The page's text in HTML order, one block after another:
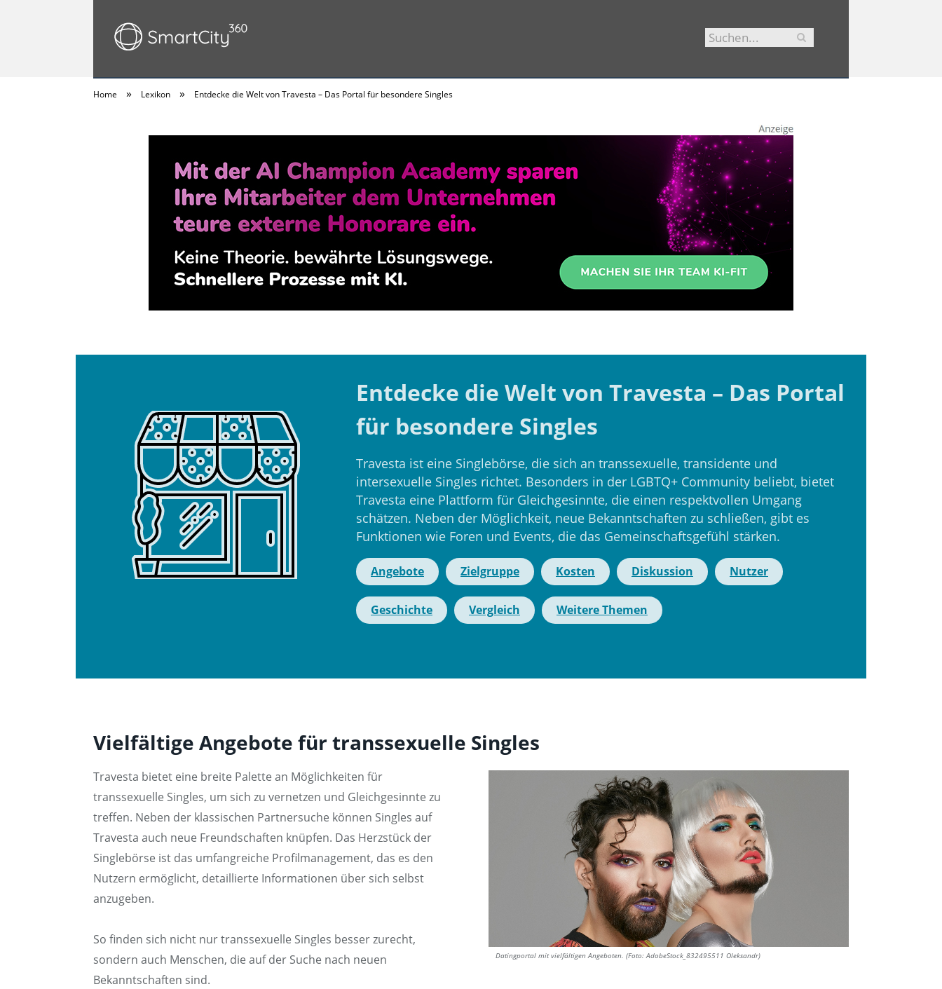
Home » Lexikon » Entdecke die Welt von Travesta – Das Portal für besondere Singles
Entdecke die Welt von Travesta – Das Portal
für besondere Singles
Travesta ist eine Singlebörse, die sich an transsexuelle, transidente und
intersexuelle Singles richtet. Besonders in der LGBTQ+ Community beliebt, bietet
Travesta eine Plattform für Gleichgesinnte, die einen respektvollen Umgang
schätzen. Neben der Möglichkeit, neue Bekanntschaften zu schließen, gibt es
Funktionen wie Foren und Events, die das Gemeinschaftsgefühl stärken.
Angebote Zielgruppe Kosten Diskussion Nutzer
Geschichte Vergleich Weitere Themen
Vielfältige Angebote für transsexuelle Singles
Travesta bietet eine breite Palette an Möglichkeiten für
transsexuelle Singles, um sich zu vernetzen und Gleichgesinnte zu
treffen. Neben der klassischen Partnersuche können Singles auf
Travesta auch neue Freundschaften knüpfen. Das Herzstück der
Singlebörse ist das umfangreiche Profilmanagement, das es den
Nutzern ermöglicht, detaillierte Informationen über sich selbst
anzugeben.
So finden sich nicht nur transsexuelle Singles besser zurecht,
sondern auch Menschen, die auf der Suche nach neuen
Bekanntschaften sind.
Datingportal mit vielfältigen Angeboten. (Foto: AdobeStock_832495511 Oleksandr)